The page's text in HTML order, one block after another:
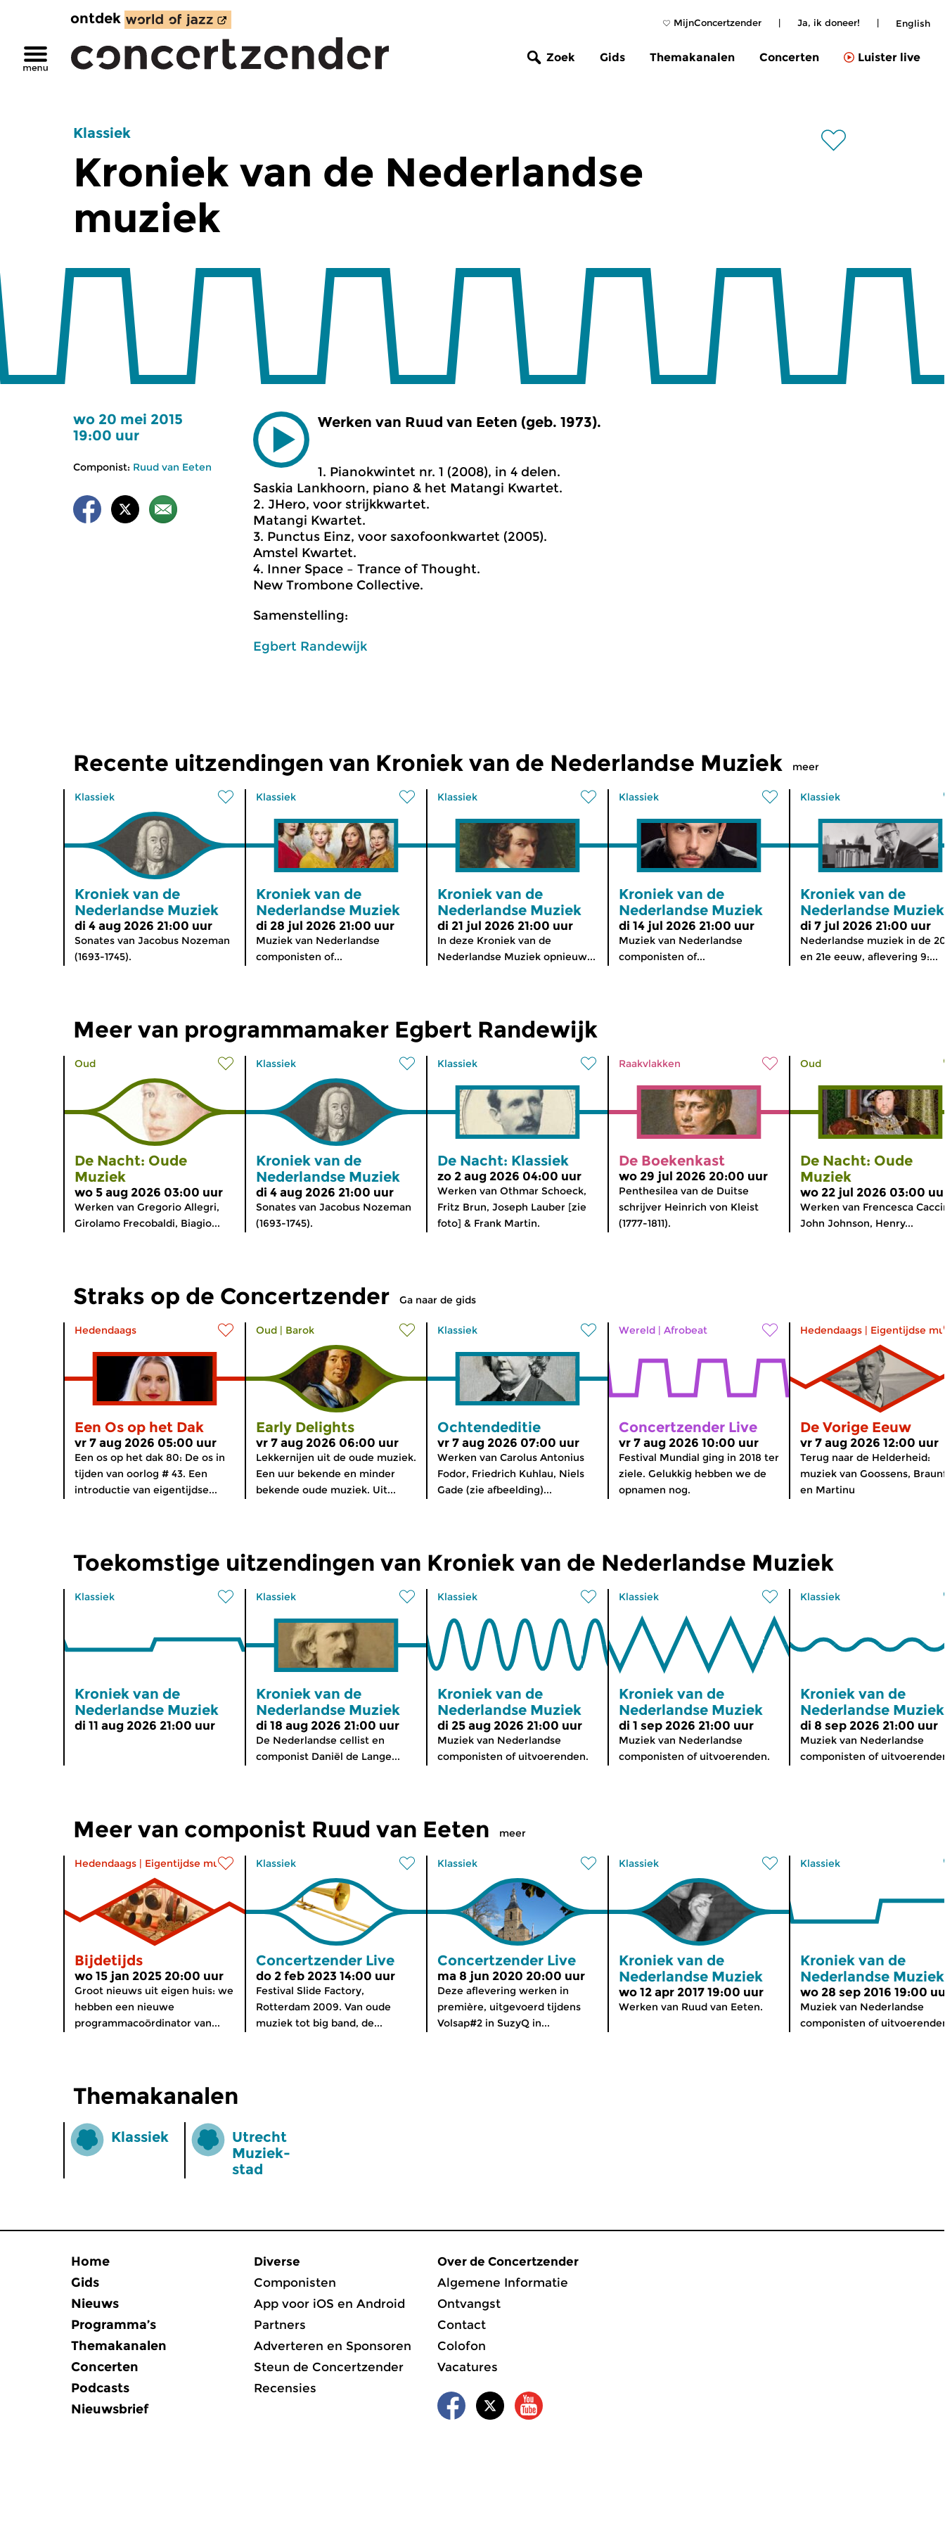
MijnConcertzender | Ja, ik doneer! | English
ontdek
Zoek Gids Themakanalen Concerten Luister live
Klassiek
Kroniek van de Nederlandse
muziek
wo 20 mei 2015
19:00 uur
Componist: Ruud van Eeten
Werken van Ruud van Eeten (geb. 1973).
1. Pianokwintet nr. 1 (2008), in 4 delen.
Saskia Lankhoorn, piano & het Matangi Kwartet.
2. JHero, voor strijkkwartet.
Matangi Kwartet.
3. Punctus Einz, voor saxofoonkwartet (2005).
Amstel Kwartet.
4. Inner Space – Trance of Thought.
New Trombone Collective.
Samenstelling:
Egbert Randewijk
Recente uitzendingen van Kroniek van de Nederlandse Muziek meer
Klassiek
Kroniek van de
Nederlandse Muziek
di 4 aug 2026 21:00 uur
Sonates van Jacobus Nozeman
(1693-1745).
Klassiek
Kroniek van de
Nederlandse Muziek
di 28 jul 2026 21:00 uur
Muziek van Nederlandse
componisten of...
Klassiek
Kroniek van de
Nederlandse Muziek
di 21 jul 2026 21:00 uur
In deze Kroniek van de
Nederlandse Muziek opnieuw...
Klassiek
Kroniek van de
Nederlandse Muziek
di 14 jul 2026 21:00 uur
Muziek van Nederlandse
componisten of...
Klassiek
Kroniek van de
Nederlandse Muziek
di 7 jul 2026 21:00 uur
Nederlandse muziek in de
en 21e eeuw, aflevering 9:...
Meer van programmamaker Egbert Randewijk
Oud
De Nacht: Oude
Muziek
wo 5 aug 2026 03:00 uur
Werken van Gregorio Allegri,
Girolamo Frecobaldi, Biagio...
Klassiek
Kroniek van de
Nederlandse Muziek
di 4 aug 2026 21:00 uur
Sonates van Jacobus Nozeman
(1693-1745).
Klassiek
De Nacht: Klassiek
zo 2 aug 2026 04:00 uur
Werken van Othmar Schoeck,
Fritz Brun, Joseph Lauber [zie
foto] & Frank Martin.
Raakvlakken
De Boekenkast
wo 29 jul 2026 20:00 uur
Penthesilea van de Duitse
schrijver Heinrich von Kleist
(1777-1811).
Oud
De Nacht: Oude
Muziek
wo 22 jul 2026 03:00
Werken van Frencesca
John Johnson, Henry...
Straks op de Concertzender Ga naar de gids
Hedendaags
Een Os op het Dak
vr 7 aug 2026 05:00 uur
Een os op het dak 80: De os in
tijden van oorlog # 43. Een
introductie van eigentijdse...
Oud | Barok
Early Delights
vr 7 aug 2026 06:00 uur
Lekkernijen uit de oude muziek.
Een uur bekende en minder
bekende oude muziek. Uit...
Klassiek
Ochtendeditie
vr 7 aug 2026 07:00 uur
Werken van Carolus Antonius
Fodor, Friedrich Kuhlau, Niels
Gade (zie afbeelding)...
Wereld | Afrobeat
Concertzender Live
vr 7 aug 2026 10:00 uur
Festival Mundial ging in 2018 ter
ziele. Gelukkig hebben we de
opnamen nog.
Hedendaags | Eigentijdse
De Vorige Eeuw
vr 7 aug 2026 12:00 uur
Terug naar de Helderheid:
muziek van Goossens,
en Martinu
Toekomstige uitzendingen van Kroniek van de Nederlandse Muziek
Klassiek
Kroniek van de
Nederlandse Muziek
di 11 aug 2026 21:00 uur
Klassiek
Kroniek van de
Nederlandse Muziek
di 18 aug 2026 21:00 uur
De Nederlandse cellist en
componist Daniël de Lange...
Klassiek
Kroniek van de
Nederlandse Muziek
di 25 aug 2026 21:00 uur
Muziek van Nederlandse
componisten of uitvoerenden.
Klassiek
Kroniek van de
Nederlandse Muziek
di 1 sep 2026 21:00 uur
Muziek van Nederlandse
componisten of uitvoerenden.
Klassiek
Kroniek van de
Nederlandse Muziek
di 8 sep 2026 21:00 uur
Muziek van Nederlandse
componisten of
Meer van componist Ruud van Eeten meer
Hedendaags | Eigentijdse muziek
Bijdetijds
wo 15 jan 2025 20:00 uur
Groot nieuws uit eigen huis: we
hebben een nieuwe
programmacoördinator van...
Klassiek
Concertzender Live
do 2 feb 2023 14:00 uur
Festival Slide Factory,
Rotterdam 2009. Van oude
muziek tot big band, de...
Klassiek
Concertzender Live
ma 8 jun 2020 20:00 uur
Deze aflevering werken in
première, uitgevoerd tijdens
Volsap#2 in SuzyQ in...
Klassiek
Kroniek van de
Nederlandse Muziek
wo 12 apr 2017 19:00 uur
Werken van Ruud van Eeten.
Klassiek
Kroniek van de
Nederlandse Muziek
wo 28 sep 2016 19:00
Muziek van Nederlandse
componisten of
Themakanalen
Klassiek
Utrecht
Muziek­
stad
Home
Gids
Nieuws
Programma’s
Themakanalen
Concerten
Podcasts
Nieuwsbrief
Diverse
Componisten
App voor iOS en Android
Partners
Adverteren en Sponsoren
Steun de Concertzender
Recensies
Over de Concertzender
Algemene Informatie
Ontvangst
Contact
Colofon
Vacatures